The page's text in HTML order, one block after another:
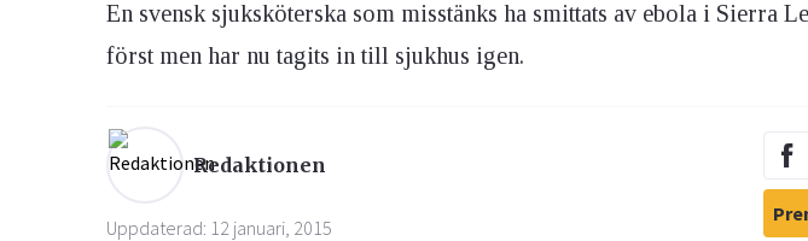
Ögon & Öron
En svensk sjuksköterska som misstänks ha smittats av ebola i Sierra
först men har nu tagits in till sjukhus igen.
Redaktionen
Uppdaterad: 12 januari, 2015